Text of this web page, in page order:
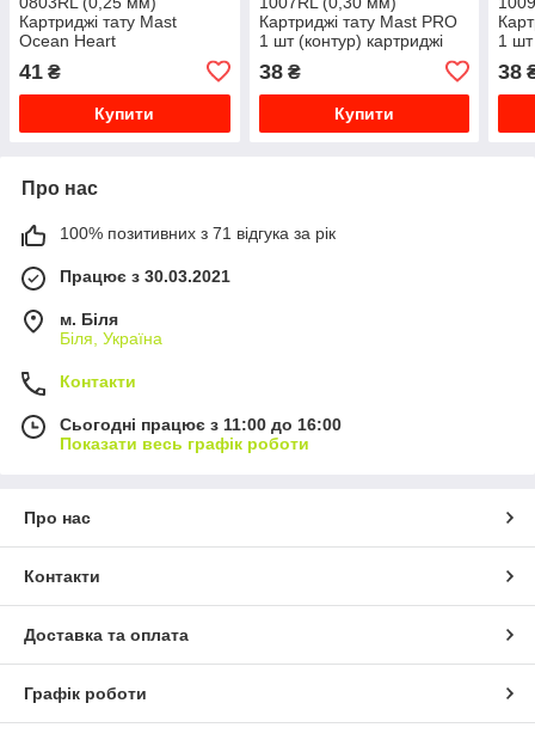
Картриджі тату Mast
Ocean Heart
41 ₴
Купити
Картриджі тату Mast PRO
1 шт (контур) картриджі
38₴
Купити
1 шт
38
Про нас
100% позитивних з 71 відгука за рік
Працює з 30.03.2021
м. Біля
Біля, Україна
Контакти
Сьогодні працює з 11:00 до 16:00
Показати весь графік роботи
Про нас
Контакти
Доставка та оплата
Графік роботи